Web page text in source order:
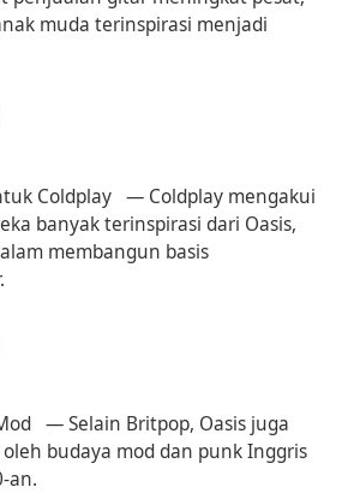
muda terinspirasi menjadi
Coldplay — Coldplay mengakui
banyak terinspirasi dari Oasis,
membangun basis
— Selain Britpop, Oasis juga
budaya mod dan punk Inggris
an.